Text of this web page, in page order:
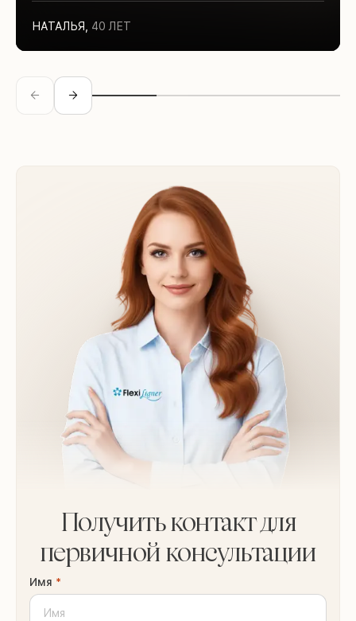
НАТАЛЬЯ, 40 ЛЕТ
Получить контакт для
первичной консультации
Имя *